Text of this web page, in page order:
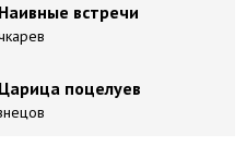
встречи
поцелуев